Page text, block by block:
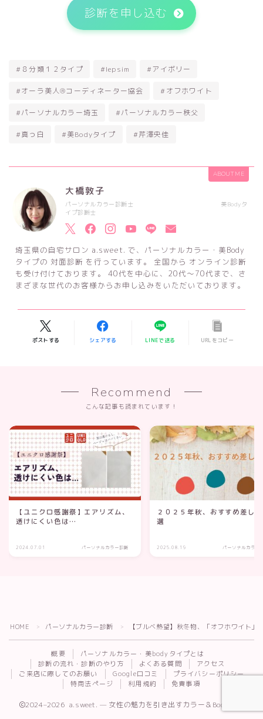
Follow Me
診断を申し込む
#８分類１２タイプ #lepsim #アイボリー
#オーラ美人®コーディネーター協会 #オフホワイト
#パーソナルカラー埼玉 #パーソナルカラー秩父
#真っ白 #美Bodyタイプ #芹澤央佳
ABOUT ME
大橋敦子
パーソナルカラー診断士 美Bodyタ
イプ診断士
埼玉県の自宅サロン a.sweet. で、パーソナルカラー・美Body
タイプの 対面診断 を行っています。 全国から オンライン診断
も受け付けております。 40代を中心に、20代～70代まで、さ
まざまな世代のお客様からお申し込みをいただいております。
ポストする シェアする LINEで送る URLをコピー
Recommend
こんな記事も読まれています！
【ユニクロ感謝祭】エアリズム、
透けにくい色は…
2024.07.01 パーソナルカラー診断
２０２５年秋、おすすめ差し
選
2025.08.19 パーソナルカラー
HOME ＞ パーソナルカラー診断 ＞ 【ブルベ熱望】秋冬物、「オフホワイト
概要
パーソナルカラー・美bodyタイプとは
診断の流れ・診断のやり方
よくある質問
アクセス
ご来店に際してのお願い
Google口コミ
プライバシーポリシー
特商法ページ
利用規約 免責事項
2024–2026 a.sweet. — 女性の魅力を引き出すカラー＆Body診断